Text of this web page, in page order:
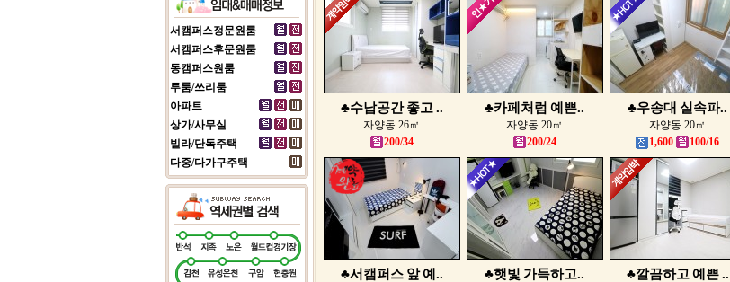
서캠퍼스정문원룸
서캠퍼스후문원룸
동캠퍼스원룸
투룸/쓰리룸
아파트
상가/사무실
빌라/단독주택
다중/다가구주택
♣수납공간 좋고 ..
자양동 26㎡
200/34
♣카페처럼 예쁜..
자양동 20㎡
200/24
♣우송대 실속파..
자양동 20㎡
1,600
100/16
♣서캠퍼스 앞 예.. ♣햇빛 가득하고.. ♣깔끔하고 예쁜 ..